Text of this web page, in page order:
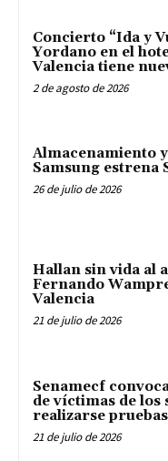
Concierto “Ida y
Yordano en el
Valencia tiene
2 de agosto de 2026
Almacenamiento
Samsung estrena
26 de julio de 2026
Hallan sin vida al
Fernando
Valencia
21 de julio de 2026
Senamecf
de víctimas de los
realizarse
21 de julio de 2026